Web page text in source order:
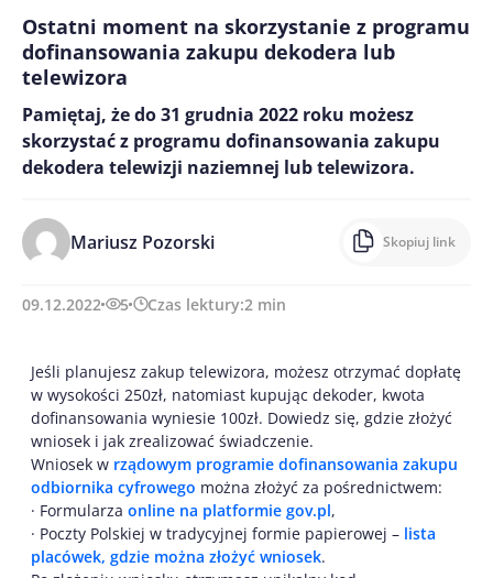
Ostatni moment na skorzystanie z programu
dofinansowania zakupu dekodera lub
telewizora
Pamiętaj, że do 31 grudnia 2022 roku możesz
skorzystać z programu dofinansowania zakupu
dekodera telewizji naziemnej lub telewizora.
Mariusz Pozorski Skopiuj link
09.12.2022 5 Czas lektury:2 min
Jeśli planujesz zakup telewizora, możesz otrzymać dopłatę
w wysokości 250zł, natomiast kupując dekoder, kwota
dofinansowania wyniesie 100zł. Dowiedz się, gdzie złożyć
wniosek i jak zrealizować świadczenie.
Wniosek w rządowym programie dofinansowania zakupu
odbiornika cyfrowego można złożyć za pośrednictwem:
· Formularza online na platformie gov.pl,
· Poczty Polskiej w tradycyjnej formie papierowej – lista
placówek, gdzie można złożyć wniosek.